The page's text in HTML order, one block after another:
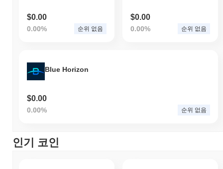
$0.00
0.00% 순위 없음
$0.00
0.00% 순위 없음
Blue Horizon
$0.00
0.00% 순위 없음
인기 코인